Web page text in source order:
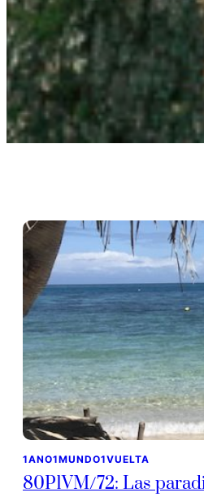
1ANO1MUNDO1VUELTA
80P1VM/72: Las